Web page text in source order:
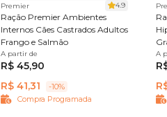
Premier 4.9
Ração Premier Ambientes
Internos Cães Castrados Adultos
Frango e Salmão
1 kg 2,5 kg
A partir de
R$ 45,90
R$ 41,31
-10%
Compra Programada
A